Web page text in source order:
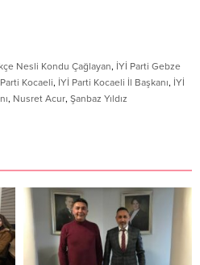
Nesli Kondu Çağlayan, İYİ Parti Gebze
Kocaeli, İYİ Parti Kocaeli İl Başkanı, İYİ
, Nusret Acur, Şanbaz Yıldız